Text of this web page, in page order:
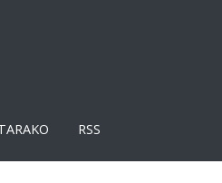
RSS